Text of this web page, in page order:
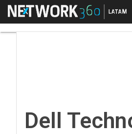
Menú
Dell